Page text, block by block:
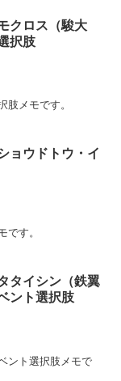
クロス（駿大
択肢
肢メモです。
ョウドトウ・イ
です。
タイシン（鉄翼
ント選択肢
ント選択肢メモで